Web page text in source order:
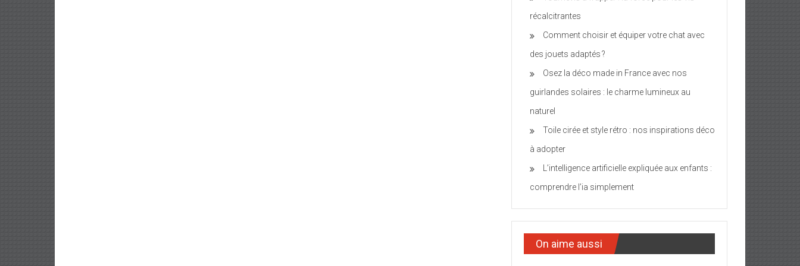
récalcitrantes
Comment choisir et équiper votre chat avec
des jouets adaptés ?
Osez la déco made in France avec nos
guirlandes solaires : le charme lumineux au
naturel
Toile cirée et style rétro : nos inspirations déco
à adopter
L’intelligence artificielle expliquée aux enfants :
comprendre l’ia simplement
On aime aussi